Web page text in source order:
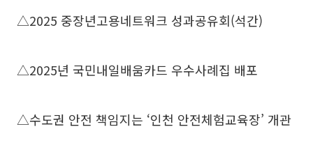
△2025 중장년고용네트워크 성과공유회(석간)
△2025년 국민내일배움카드 우수사례집 배포
△수도권 안전 책임지는 ‘인천 안전체험교육장’ 개관